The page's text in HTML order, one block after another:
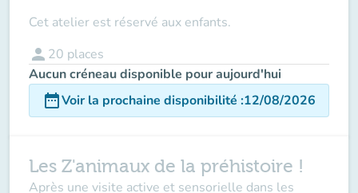
Cet atelier est réservé aux enfants.
person 20 places
Aucun créneau disponible pour aujourd'hui
date_rangeVoir la prochaine disponibilité :12/08/2026
Les Z'animaux de la préhistoire !
Après une visite active et sensorielle dans les